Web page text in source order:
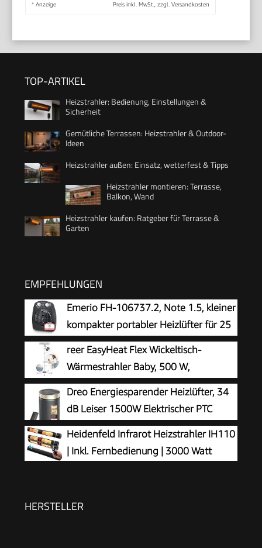
* Anzeige Preis inkl. MwSt., zzgl. Versandkosten
TOP-ARTIKEL
Heizstrahler: Bedienung, Einstellungen &
Sicherheit
Gemütliche Terrassen: Heizstrahler & Outdoor-
Ideen
Heizstrahler außen: Einsatz, wetterfest & Tipps
Heizstrahler montieren: Terrasse,
Balkon, Wand
Heizstrahler kaufen: Ratgeber für Terrasse &
Garten
EMPFEHLUNGEN
Emerio FH-106737.2, Note 1.5, kleiner
kompakter portabler Heizlüfter für 25
m², 2 Heizleistungen +
Ventilatorfunktion, verstellbarer Thermostat,
Sicherheitsschalter, Handgriff, 2000 Watt,
Anthrazit
reer EasyHeat Flex Wickeltisch-
Wärmestrahler Baby, 500 W,
Standgerät, Weiß
Dreo Energiesparender Heizlüfter, 34
dB Leiser 1500W Elektrischer PTC
Keramik, Thermostat, Überhitzungs- &
Kippschutz, 12 Std. Timer, Elektroheizung für
Räume Schlafzimmer, Heater 316, Gold
Heidenfeld Infrarot Heizstrahler IH110
| Inkl. Fernbedienung | 3000 Watt
HERSTELLER